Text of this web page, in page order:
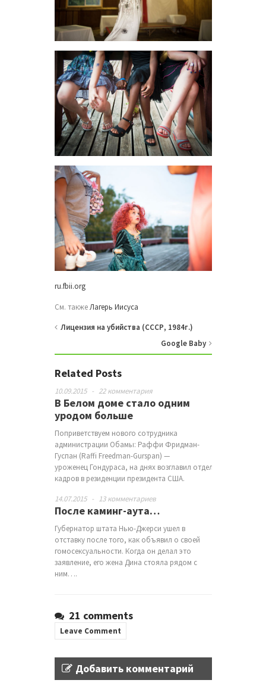
ru.fbii.org
См. такжеЛагерь Иисуса
Лицензия на убийства (CCCР, 1984г.)
Google Baby
Related Posts
10.09.2015 - 22 комментария
В Белом доме стало одним
уродом больше
Поприветствуем нового сотрудника
администрации Обамы: Раффи Фридман-
Гуспан (Raffi Freedman-Gurspan) —
уроженец Гондураса, на днях возглавил отдел
кадров в резиденции президента США.
14.07.2015 - 13 комментариев
После каминг-аута…
Губернатор штата Нью-Джерси ушел в
отставку после того, как объявил о своей
гомосексуальности. Когда он делал это
заявление, его жена Дина стояла рядом с
ним….
21 comments
Leave Comment
Добавить комментарий